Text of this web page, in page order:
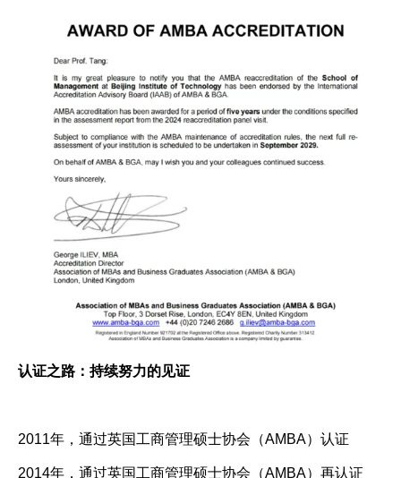
认证之路：持续努力的见证
2011年，通过英国工商管理硕士协会（AMBA）认证
2014年，通过英国工商管理硕士协会（AMBA）再认证